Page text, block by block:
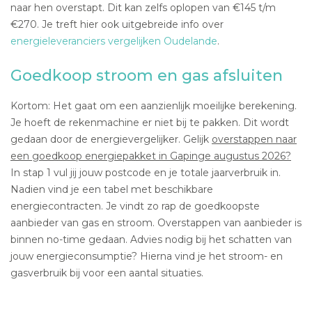
naar hen overstapt. Dit kan zelfs oplopen van €145 t/m
€270. Je treft hier ook uitgebreide info over
energieleveranciers vergelijken Oudelande.
Goedkoop stroom en gas afsluiten
Kortom: Het gaat om een aanzienlijk moeilijke berekening.
Je hoeft de rekenmachine er niet bij te pakken. Dit wordt
gedaan door de energievergelijker. Gelijk overstappen naar
een goedkoop energiepakket in Gapinge augustus 2026?
In stap 1 vul jij jouw postcode en je totale jaarverbruik in.
Nadien vind je een tabel met beschikbare
energiecontracten. Je vindt zo rap de goedkoopste
aanbieder van gas en stroom. Overstappen van aanbieder is
binnen no-time gedaan. Advies nodig bij het schatten van
jouw energieconsumptie? Hierna vind je het stroom- en
gasverbruik bij voor een aantal situaties.